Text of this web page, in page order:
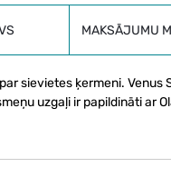
MAKSĀJUMU
sievietes ķermeni.
uzgaļi ir papildināti ar